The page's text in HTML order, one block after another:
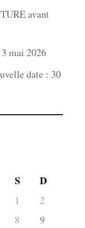
avant
mai 2026
date : 30
S D
1
2
8 9